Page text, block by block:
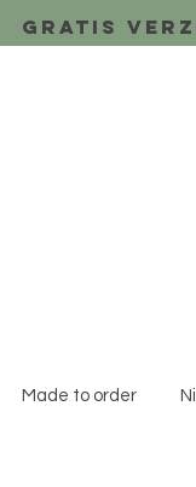
Gratis
Made to order